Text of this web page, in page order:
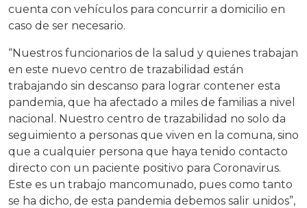
cuenta con vehículos para concurrir a domicilio en
caso de ser necesario.
“Nuestros funcionarios de la salud y quienes trabajan
en este nuevo centro de trazabilidad están
trabajando sin descanso para lograr contener esta
pandemia, que ha afectado a miles de familias a nivel
nacional. Nuestro centro de trazabilidad no solo da
seguimiento a personas que viven en la comuna, sino
que a cualquier persona que haya tenido contacto
directo con un paciente positivo para Coronavirus.
Este es un trabajo mancomunado, pues como tanto
se ha dicho, de esta pandemia debemos salir unidos”,